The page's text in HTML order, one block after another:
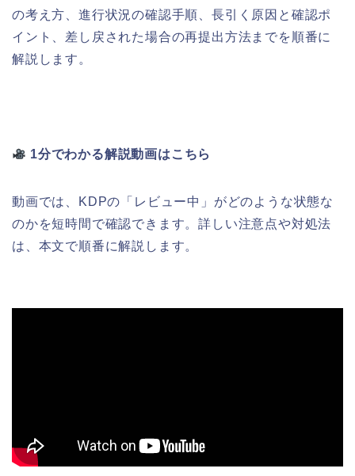
の考え方、進行状況の確認手順、長引く原因と確認ポ
イント、差し戻された場合の再提出方法までを順番に
解説します。
1分でわかる解説動画はこちら
動画では、KDPの「レビュー中」がどのような状態な
のかを短時間で確認できます。詳しい注意点や対処法
は、本文で順番に解説します。